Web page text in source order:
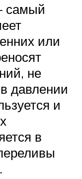
самый
или
не
давлении
и
в